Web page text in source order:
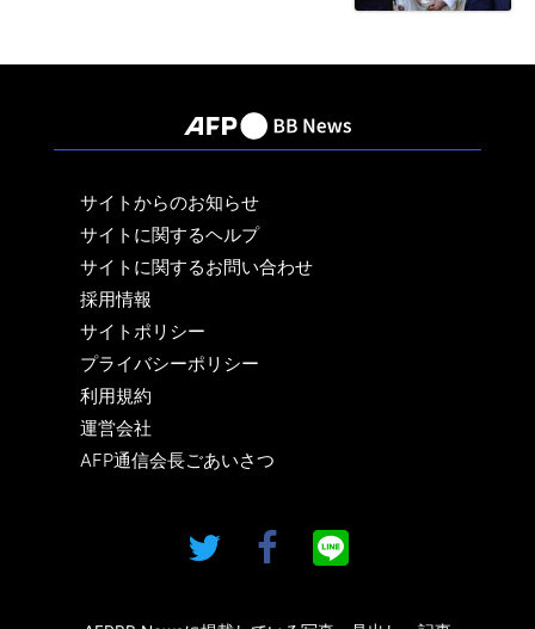
サイトからのお知らせ
サイトに関するヘルプ
サイトに関するお問い合わせ
採用情報
サイトポリシー
プライバシーポリシー
利用規約
運営会社
AFP通信会長ごあいさつ